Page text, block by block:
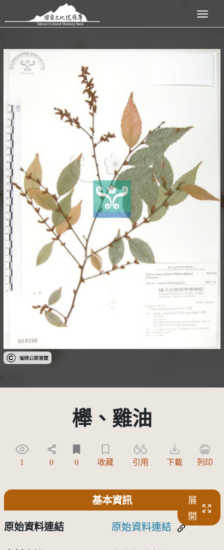
跳到主要內容區塊 展開選單
受著作權法保護-僅限於本平台有限度公開瀏覽
櫸、雞油
1 0 0 收藏 引用 下載 列印
基本資訊
展
開
原始資料連結 原始資料連結